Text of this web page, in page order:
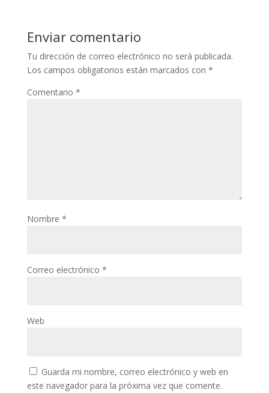
Enviar comentario
Tu dirección de correo electrónico no será publicada.
Los campos obligatorios están marcados con *
Comentario *
Nombre *
Correo electrónico *
Web
Guarda mi nombre, correo electrónico y web en
este navegador para la próxima vez que comente.